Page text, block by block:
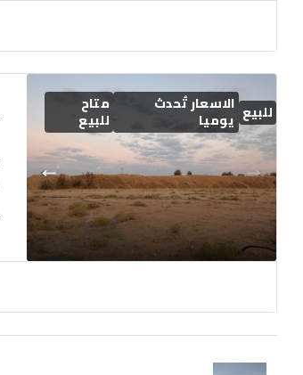
للبيع الاسعار تُحدث
يوميا
متاح
للبيع